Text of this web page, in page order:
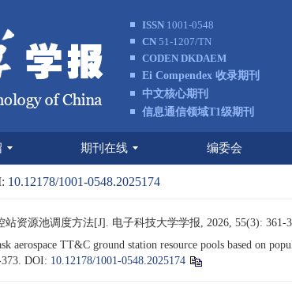
ISSN 1001-0548
CN 51-1207/TN
CODEN DKDAEM
Ei Compendex 收录期刊
中文核心期刊
信息通信领域T1级期刊
期刊在线 编委会
10.12178/1001-0548.2025174
资源池调度方法[J]. 电子科技大学学报, 2026, 55(3): 361-
TT&C ground station resource pools based on
DOI: 10.12178/1001-0548.2025174